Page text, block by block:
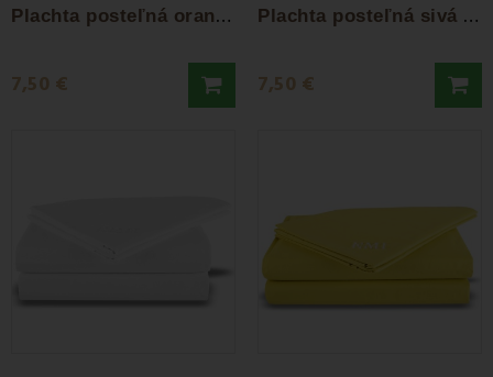
P
lachta posteľná oranžová pevná EMI
7,50 €
P
lachta posteľná sivá pevná EMI
7,50 €